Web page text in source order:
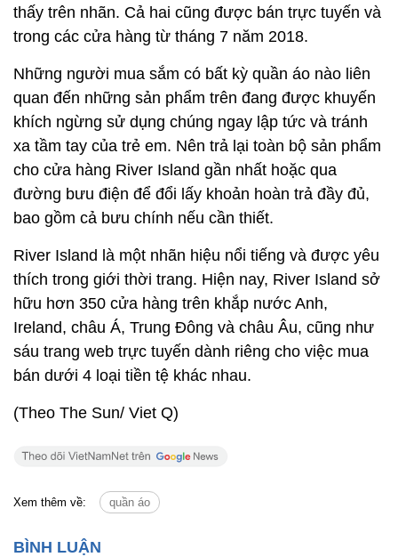
thấy trên nhãn. Cả hai cũng được bán trực tuyến và
trong các cửa hàng từ tháng 7 năm 2018.
Những người mua sắm có bất kỳ quần áo nào liên
quan đến những sản phẩm trên đang được khuyến
khích ngừng sử dụng chúng ngay lập tức và tránh
xa tầm tay của trẻ em. Nên trả lại toàn bộ sản phẩm
cho cửa hàng River Island gần nhất hoặc qua
đường bưu điện để đổi lấy khoản hoàn trả đầy đủ,
bao gồm cả bưu chính nếu cần thiết.
River Island là một nhãn hiệu nổi tiếng và được yêu
thích trong giới thời trang. Hiện nay, River Island sở
hữu hơn 350 cửa hàng trên khắp nước Anh,
Ireland, châu Á, Trung Đông và châu Âu, cũng như
sáu trang web trực tuyến dành riêng cho việc mua
bán dưới 4 loại tiền tệ khác nhau.
(Theo The Sun/ Viet Q)
Xem thêm về: quần áo